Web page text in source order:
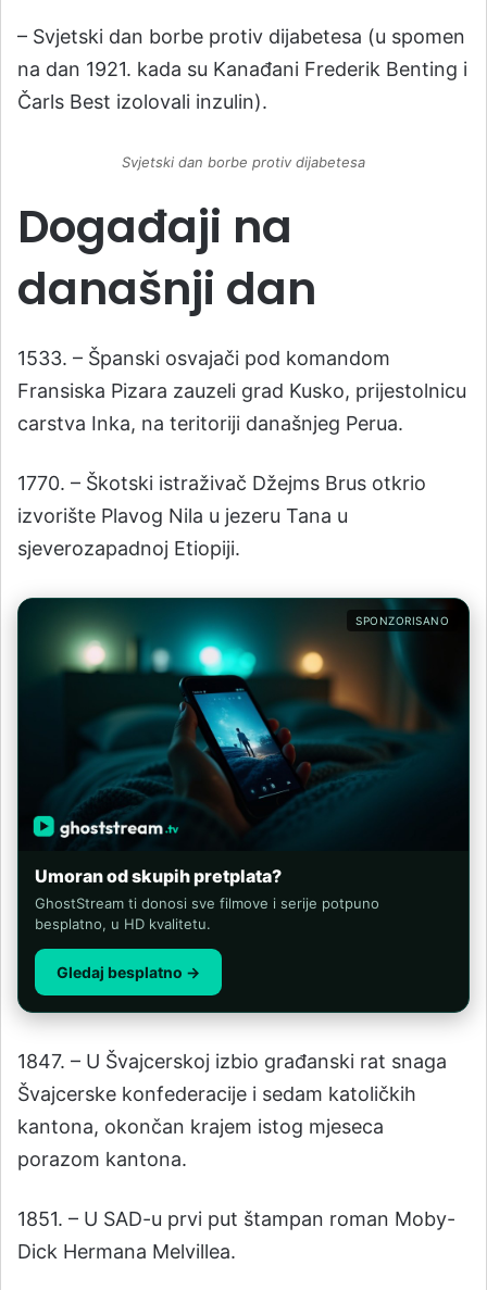
– Svjetski dan borbe protiv dijabetesa (u spomen
na dan 1921. kada su Kanađani Frederik Benting i
Čarls Best izolovali inzulin).
Svjetski dan borbe protiv dijabetesa
Događaji na
današnji dan
1533. – Španski osvajači pod komandom
Fransiska Pizara zauzeli grad Kusko, prijestolnicu
carstva Inka, na teritoriji današnjeg Perua.
1770. – Škotski istraživač Džejms Brus otkrio
izvorište Plavog Nila u jezeru Tana u
sjeverozapadnoj Etiopiji.
SPONZORISANO
Umoran od skupih pretplata?
GhostStream ti donosi sve filmove i serije potpuno
besplatno, u HD kvalitetu.
Gledaj besplatno →
1847. – U Švajcerskoj izbio građanski rat snaga
Švajcerske konfederacije i sedam katoličkih
kantona, okončan krajem istog mjeseca
porazom kantona.
1851. – U SAD-u prvi put štampan roman Moby-
Dick Hermana Melvillea.